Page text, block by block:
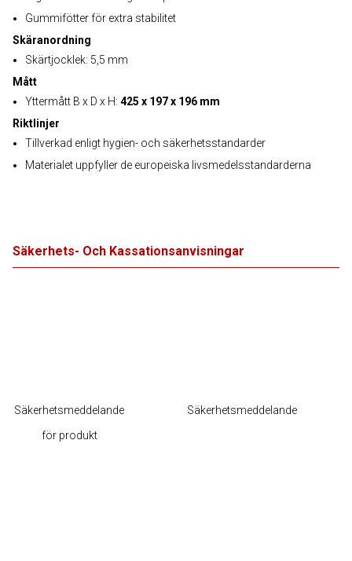
Gummifötter för extra stabilitet
Skäranordning
Skärtjocklek: 5,5 mm
Mått
Yttermått B x D x H: 425 x 197 x 196 mm
Riktlinjer
Tillverkad enligt hygien- och säkerhetsstandarder
Materialet uppfyller de europeiska livsmedelsstandarderna
Säkerhets- Och Kassationsanvisningar
Säkerhetsmeddelande
för produkt
Säkerhetsmeddelande